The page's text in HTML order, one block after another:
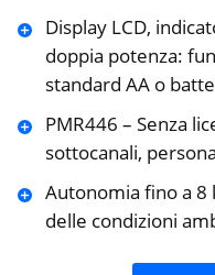
Display LCD,
doppia potenza:
standard AA o
PMR446 – Senza
sottocanali,
Autonomia fino a 8
delle condizioni